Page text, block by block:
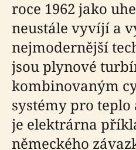
roce 1962 jako
neustále vyvíjí a
nejmodernější
jsou plynové
kombinovaným
systémy pro teplo
je elektrárna
německého